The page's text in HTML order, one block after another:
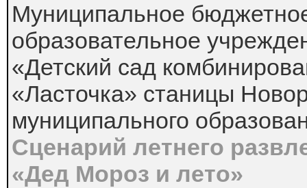
Муниципальное
образовательное
«Детский сад
«Ласточка» станицы
муниципального
Сценарий летнего
«Дед Мороз и лето»